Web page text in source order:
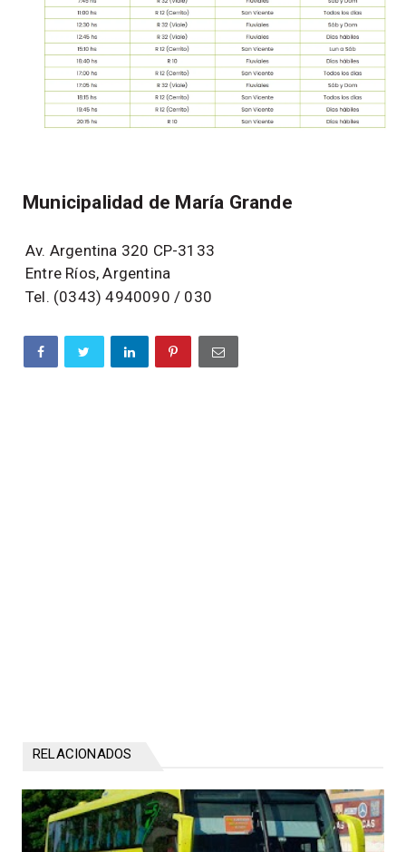
Municipalidad de María Grande
Av. Argentina 320 CP-3133
Entre Ríos, Argentina
Tel. (0343) 4940090 / 030
RELACIONADOS